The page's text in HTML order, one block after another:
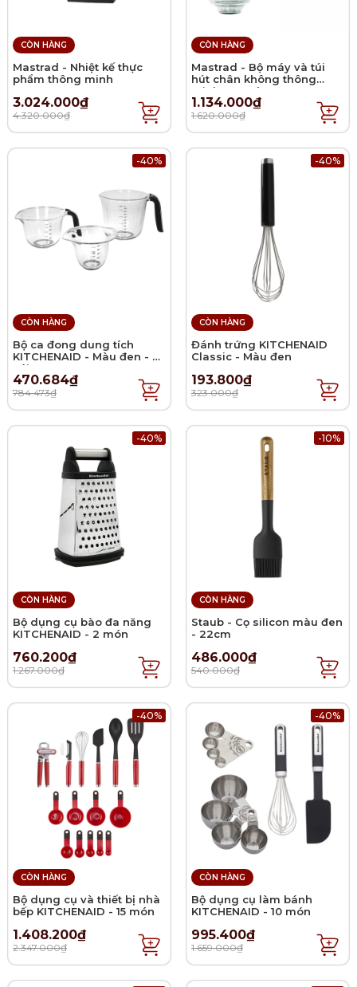
CÒN HÀNG
Mastrad - Nhiệt kế thực
phẩm thông minh
3.024.000₫
4.320.000₫
CÒN HÀNG
Mastrad - Bộ máy và túi
hút chân không thông
minh - 11 món
1.134.000₫
1.620.000₫
-40%
CÒN HÀNG
Bộ ca đong dung tích
KITCHENAID - Màu đen - 3
cái
470.684₫
784.473₫
-40%
CÒN HÀNG
Đánh trứng KITCHENAID
Classic - Màu đen
193.800₫
323.000₫
-40%
CÒN HÀNG
Bộ dụng cụ bào đa năng
KITCHENAID - 2 món
760.200₫
1.267.000₫
-10%
CÒN HÀNG
Staub - Cọ silicon màu đen
- 22cm
486.000₫
540.000₫
-40%
CÒN HÀNG
Bộ dụng cụ và thiết bị nhà
bếp KITCHENAID - 15 món
1.408.200₫
2.347.000₫
-40%
CÒN HÀNG
Bộ dụng cụ làm bánh
KITCHENAID - 10 món
995.400₫
1.659.000₫